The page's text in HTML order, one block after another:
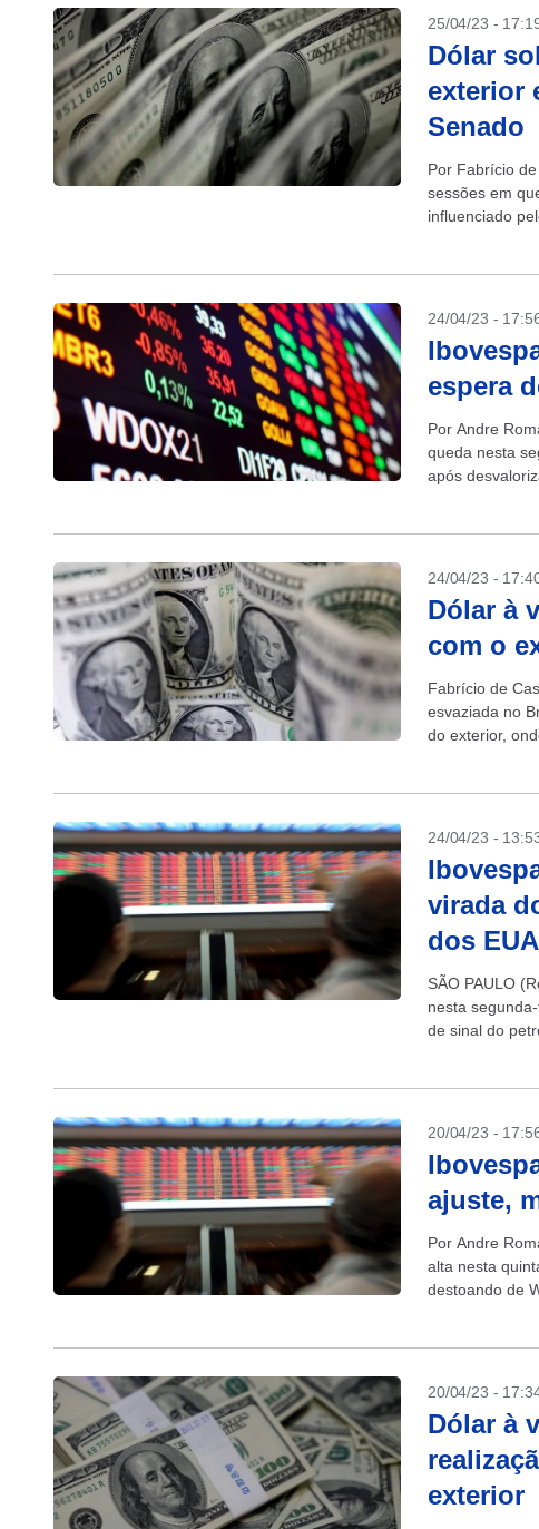
25/04/23 -
Dólar
exterior
Senado
Por Fabrício
sessões em
influenciado
24/04/23 -
espera
Por Andre
queda nesta
após
24/04/23 -
Dólar à
com o
Fabrício de
esvaziada no
do exterior,
24/04/23 -
virada
dos EUA
SÃO PAULO
nesta
de sinal do
20/04/23 -
ajuste,
Por Andre
alta nesta
destoando de
20/04/23 -
Dólar à
exterior